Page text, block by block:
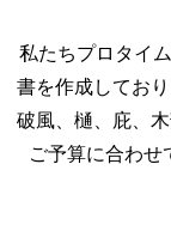
私たちプロタイ
書を作成してお
破風、樋、庇、
ご予算に合わせ